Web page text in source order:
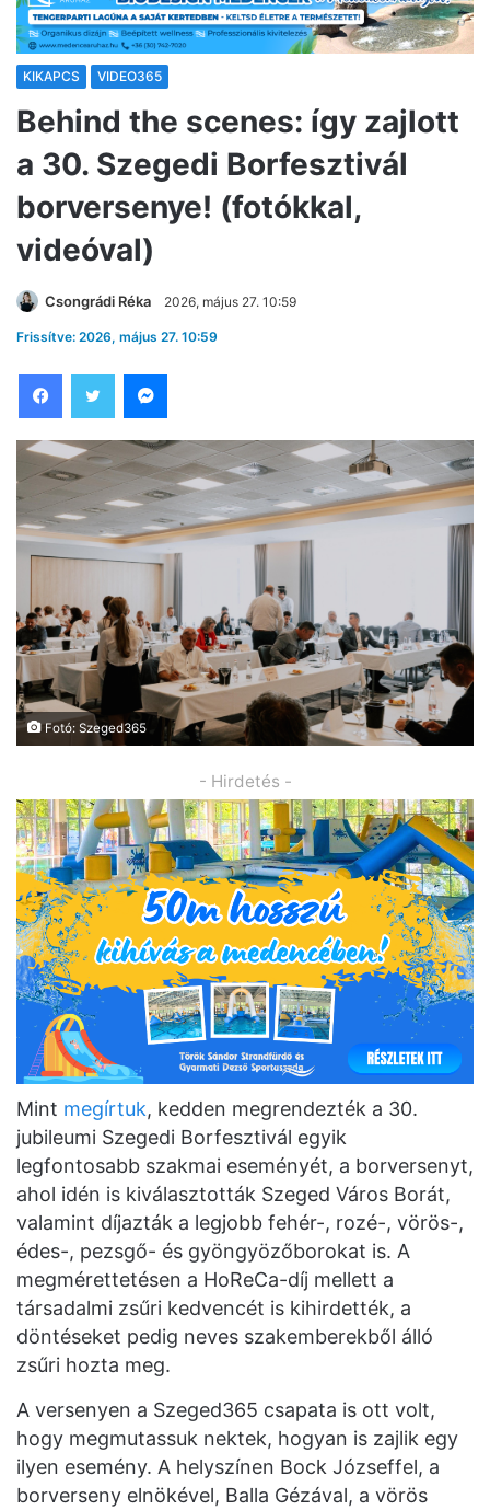
KIKAPCS VIDEO365
Behind the scenes: így zajlott
a 30. Szegedi Borfesztivál
borversenye! (fotókkal,
videóval)
Csongrádi Réka 2026, május 27. 10:59
Frissítve: 2026, május 27. 10:59
Fotó: Szeged365
- Hirdetés -
Mint megírtuk, kedden megrendezték a 30.
jubileumi Szegedi Borfesztivál egyik
legfontosabb szakmai eseményét, a borversenyt,
ahol idén is kiválasztották Szeged Város Borát,
valamint díjazták a legjobb fehér-, rozé-, vörös-,
édes-, pezsgő- és gyöngyözőborokat is. A
megmérettetésen a HoReCa-díj mellett a
társadalmi zsűri kedvencét is kihirdették, a
döntéseket pedig neves szakemberekből álló
zsűri hozta meg.
A versenyen a Szeged365 csapata is ott volt,
hogy megmutassuk nektek, hogyan is zajlik egy
ilyen esemény. A helyszínen Bock Józseffel, a
borverseny elnökével, Balla Gézával, a vörös